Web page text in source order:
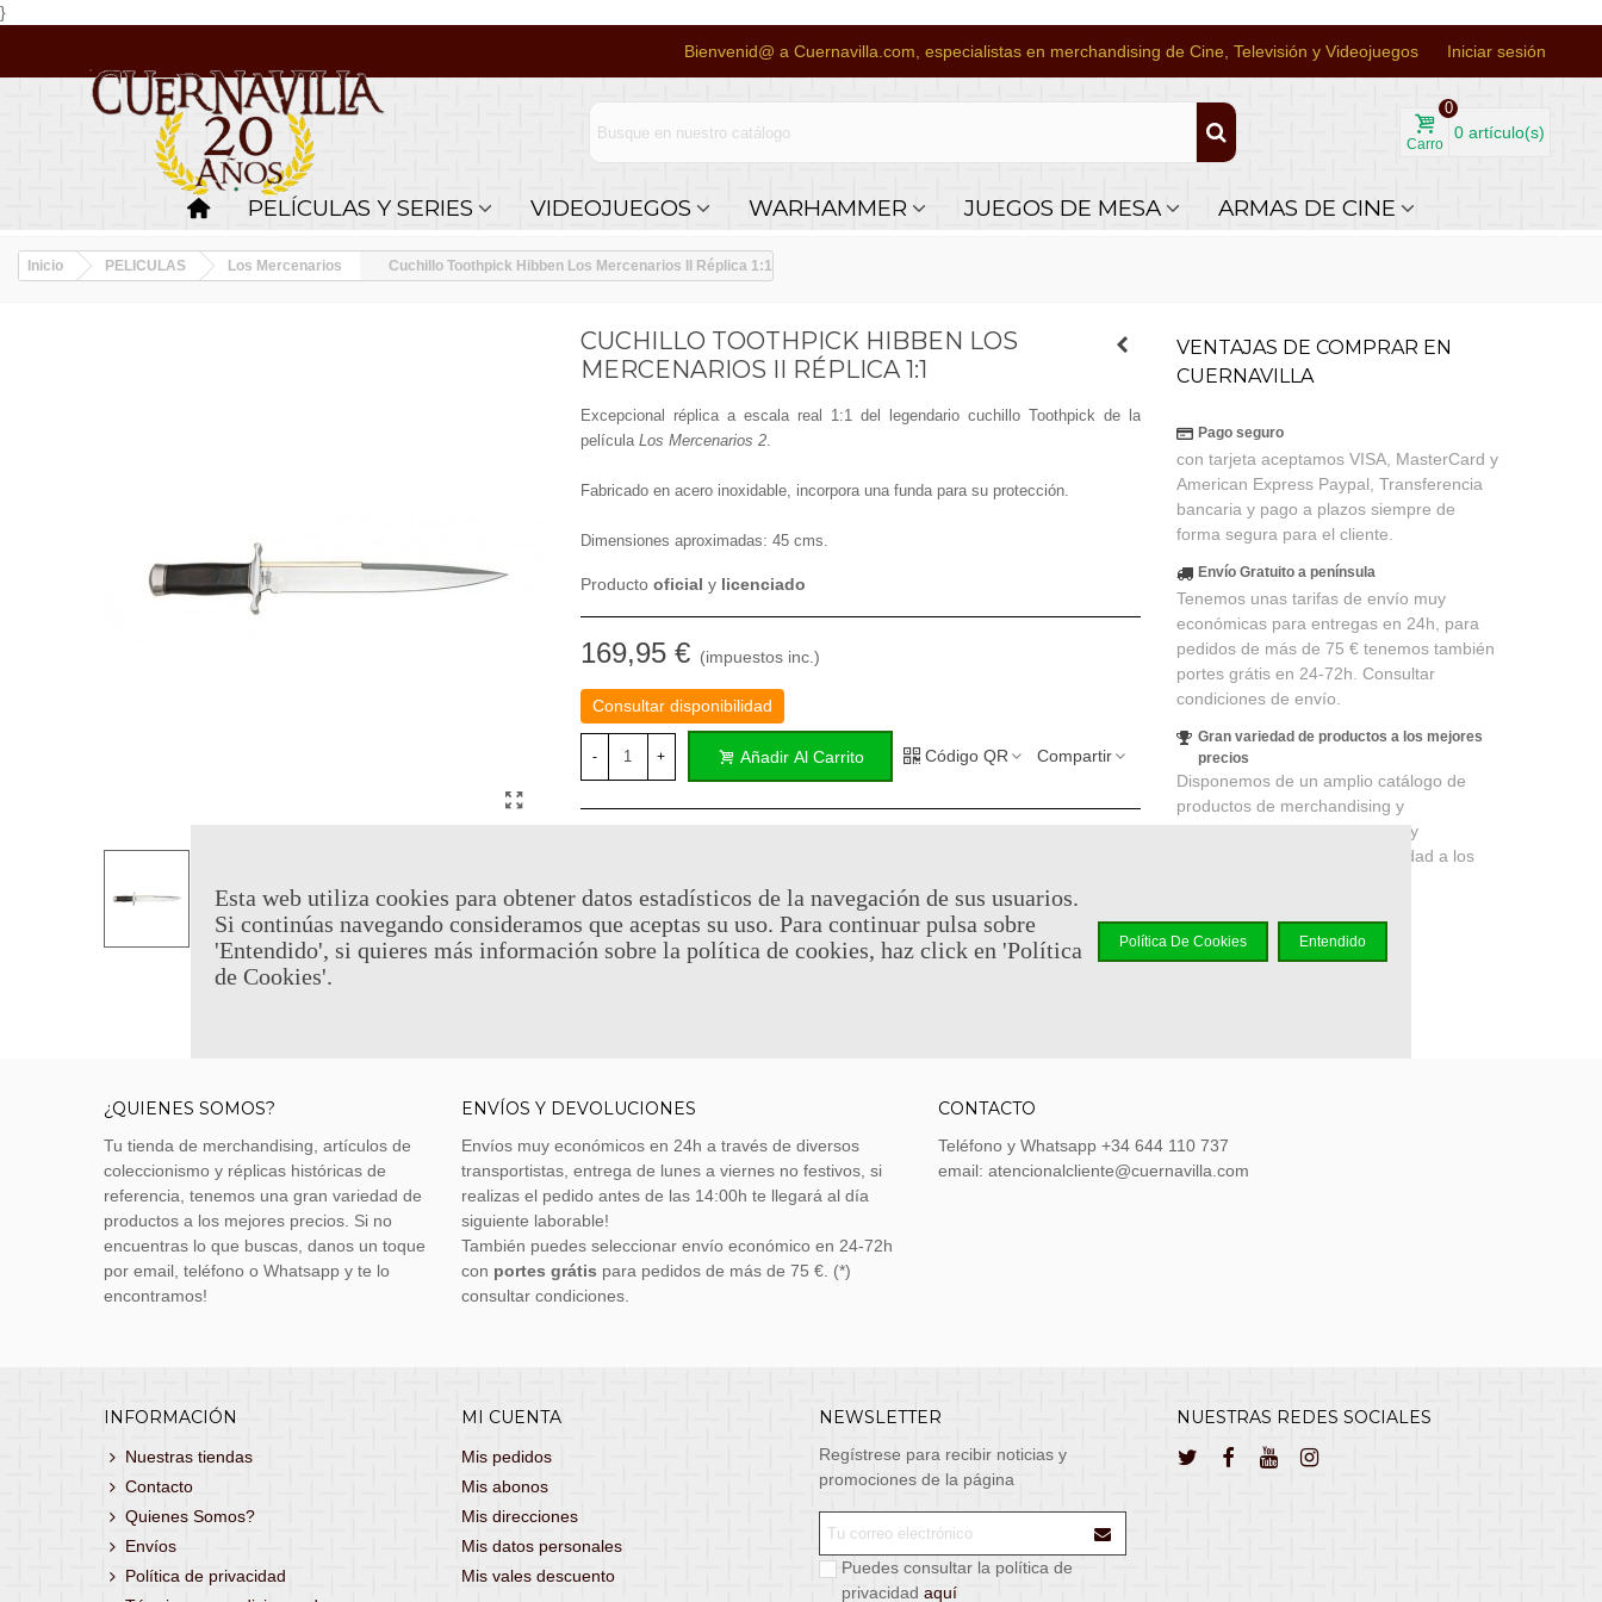
}
Bienvenid@ a Cuernavilla.com, especialistas en merchandising de Cine, Televisión y Videojuegos Iniciar sesión
Carro
0
0 artículo(s)
PELÍCULAS Y SERIES VIDEOJUEGOS WARHAMMER JUEGOS DE MESA ARMAS DE CINE
Inicio PELICULAS Los Mercenarios Cuchillo Toothpick Hibben Los Mercenarios II Réplica 1:1
CUCHILLO TOOTHPICK HIBBEN LOS
MERCENARIOS II RÉPLICA 1:1
Excepcional réplica a escala real 1:1 del legendario cuchillo Toothpick de la
película Los Mercenarios 2.
Fabricado en acero inoxidable, incorpora una funda para su protección.
Dimensiones aproximadas: 45 cms.
Producto oficial y licenciado
169,95 € (impuestos inc.)
Consultar disponibilidad
- + Añadir Al Carrito Código QR Compartir
cupón de
€ 0.59
Referencia: HIKN84081
VENTAJAS DE COMPRAR EN
CUERNAVILLA
Pago seguro
con tarjeta aceptamos VISA, MasterCard y
American Express Paypal, Transferencia
bancaria y pago a plazos siempre de
forma segura para el cliente.
Envío Gratuito a península
Tenemos unas tarifas de envío muy
económicas para entregas en 24h, para
pedidos de más de 75 € tenemos también
portes grátis en 24-72h. Consultar
condiciones de envío.
Gran variedad de productos a los mejores
precios
Disponemos de un amplio catálogo de
productos de merchandising y
coleccionismo de cines, series y
videojuegos, productos de calidad a los
¿QUIENES SOMOS?
Tu tienda de merchandising, artículos de
coleccionismo y réplicas históricas de
referencia, tenemos una gran variedad de
productos a los mejores precios. Si no
encuentras lo que buscas, danos un toque
por email, teléfono o Whatsapp y te lo
encontramos!
ENVÍOS Y DEVOLUCIONES
Envíos muy económicos en 24h a través de diversos
transportistas, entrega de lunes a viernes no festivos, si
realizas el pedido antes de las 14:00h te llegará al día
siguiente laborable!
También puedes seleccionar envío económico en 24-72h
con portes grátis para pedidos de más de 75 €. (*)
consultar condiciones.
CONTACTO
Teléfono y Whatsapp +34 644 110 737
email: atencionalcliente@cuernavilla.com
INFORMACIÓN
Nuestras tiendas
Contacto
Quienes Somos?
Envíos
Política de privacidad
MI CUENTA
Mis pedidos
Mis abonos
Mis direcciones
Mis datos personales
Mis vales descuento
NEWSLETTER
Regístrese para recibir noticias y
promociones de la página
Puedes consultar la política de
privacidad aquí
NUESTRAS REDES SOCIALES
Esta web utiliza cookies para obtener datos estadísticos de la navegación de sus usuarios.
Si continúas navegando consideramos que aceptas su uso. Para continuar pulsa sobre
'Entendido', si quieres más información sobre la política de cookies, haz click en 'Política
de Cookies'.
Política De Cookies Entendido